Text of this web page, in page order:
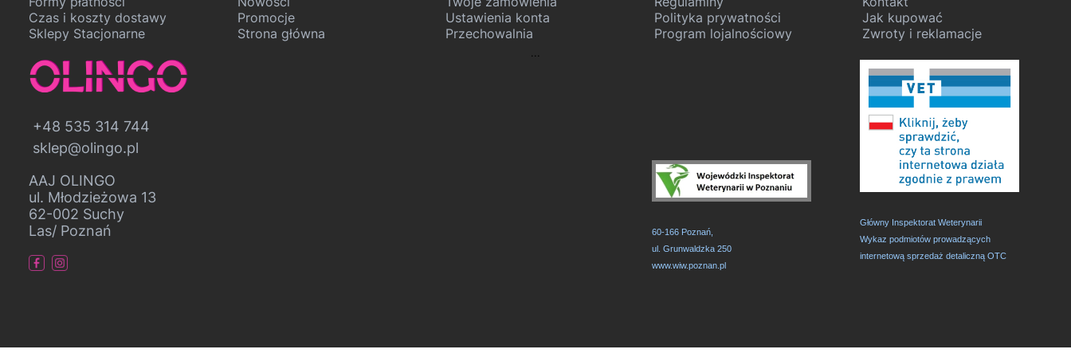
Czas i koszty dostawy
Sklepy Stacjonarne
Promocje
Strona główna
Ustawienia konta
Przechowalnia
Polityka prywatności
Program lojalnościowy
Jak kupować
Zwroty i reklamacje
+48 535 314 744
sklep@olingo.pl
AAJ OLINGO
ul. Młodzieżowa 13
62-002 Suchy
Las/ Poznań
60-166 Poznań,
ul. Grunwaldzka 250
www.wiw.poznan.pl
Główny Inspektorat Weterynarii
Wykaz podmiotów prowadzących
internetową sprzedaż detaliczną OTC